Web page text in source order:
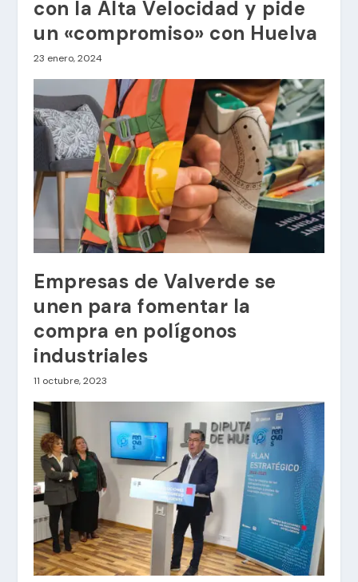
con la Alta Velocidad y pide
un «compromiso» con Huelva
23 enero, 2024
Empresas de Valverde se
unen para fomentar la
compra en polígonos
industriales
11 octubre, 2023